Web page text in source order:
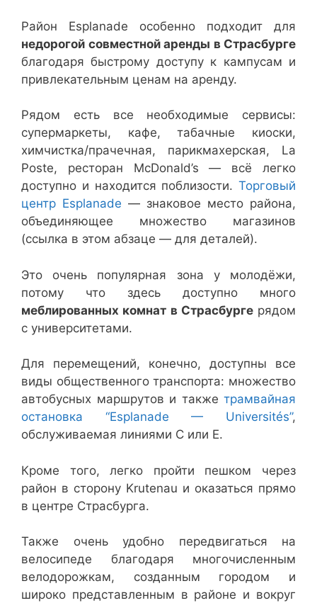
Район Esplanade особенно подходит для
недорогой совместной аренды в Страсбурге
благодаря быстрому доступу к кампусам и
привлекательным ценам на аренду.
Рядом есть все необходимые сервисы:
супермаркеты, кафе, табачные киоски,
химчистка/прачечная, парикмахерская, La
Poste, ресторан McDonald’s — всё легко
доступно и находится поблизости. Торговый
центр Esplanade — знаковое место района,
объединяющее множество магазинов
(ссылка в этом абзаце — для деталей).
Это очень популярная зона у молодёжи,
потому что здесь доступно много
меблированных комнат в Страсбургерядом
с университетами.
Для перемещений, конечно, доступны все
виды общественного транспорта: множество
автобусных маршрутов и также трамвайная
остановка “Esplanade — Universités”,
обслуживаемая линиями C или E.
Кроме того, легко пройти пешком через
район в сторону Krutenau и оказаться прямо
в центре Страсбурга.
Также очень удобно передвигаться на
велосипеде благодаря многочисленным
велодорожкам, созданным городом и
широко представленным в районе и вокруг